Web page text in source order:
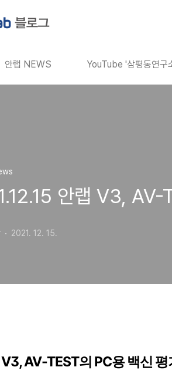
안랩 NEWS YouTube '삼평동연구
안랩 V3, AV-
2021. 12. 15.
V3, AV-TEST의 PC용 백신 평